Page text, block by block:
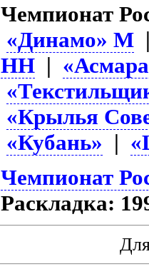
Чемпионат
«Динамо» М |
НН |
«Крылья
«Кубань» |
Чемпионат
Раскладка: